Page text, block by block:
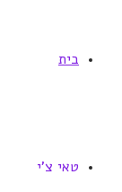
בית
טאי צ'י